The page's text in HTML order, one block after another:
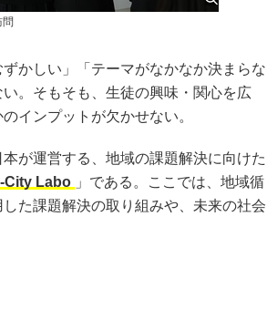
かしい」「テーマがなかなか決まらな
。そもそも、生徒の興味・関心を広
インプットが欠かせない。
が運営する、地域の課題解決に向けた
City Labo 」である。ここでは、地域循
た課題解決の取り組みや、未来の社会